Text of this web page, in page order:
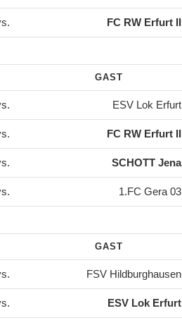
FC RW Erfurt II
GAST
ESV Lok Erfurt
FC RW Erfurt II
SCHOTT Jena
1.FC Gera 03
GAST
FSV Hildburghausen
ESV Lok Erfurt